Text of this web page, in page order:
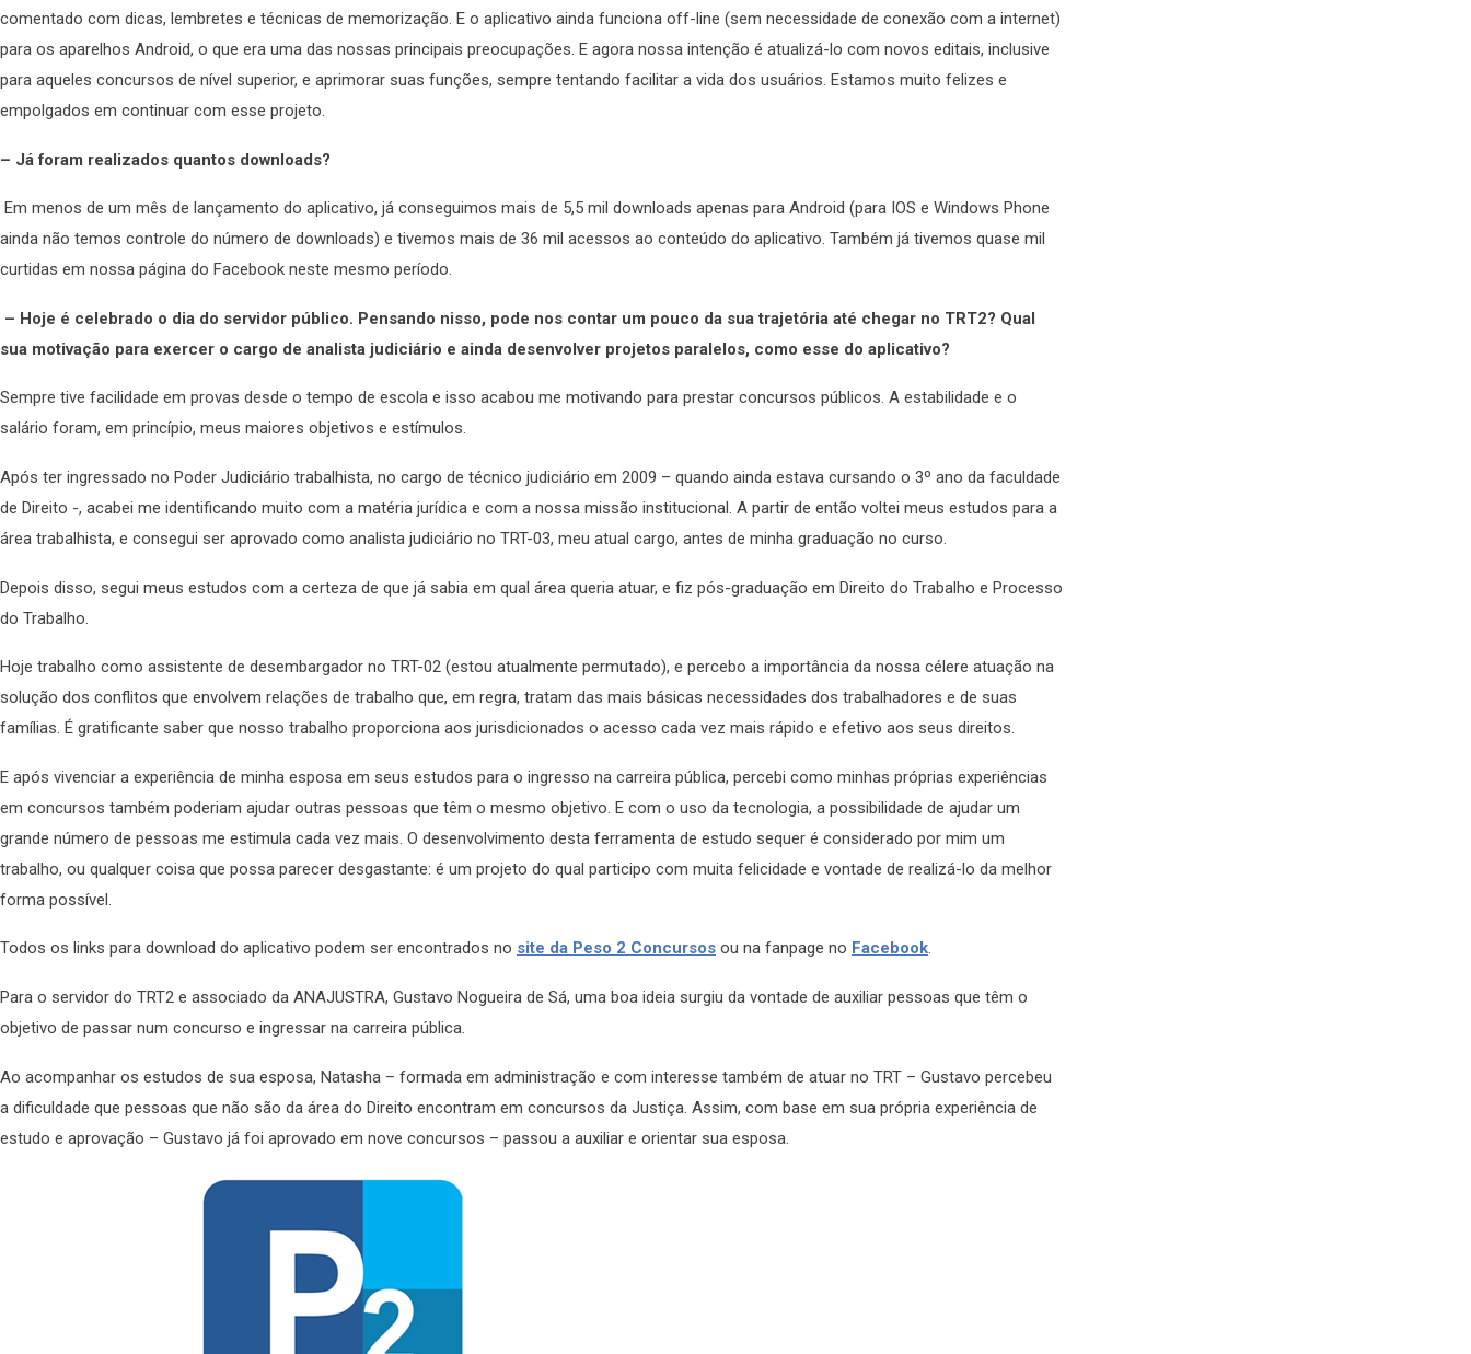
comentado com dicas, lembretes e técnicas de memorização. E o aplicativo ainda funciona off-line (sem necessidade de conexão com a internet)
para os aparelhos Android, o que era uma das nossas principais preocupações. E agora nossa intenção é atualizá-lo com novos editais, inclusive
para aqueles concursos de nível superior, e aprimorar suas funções, sempre tentando facilitar a vida dos usuários. Estamos muito felizes e
empolgados em continuar com esse projeto.
– Já foram realizados quantos downloads?
Em menos de um mês de lançamento do aplicativo, já conseguimos mais de 5,5 mil downloads apenas para Android (para IOS e Windows Phone
ainda não temos controle do número de downloads) e tivemos mais de 36 mil acessos ao conteúdo do aplicativo. Também já tivemos quase mil
curtidas em nossa página do Facebook neste mesmo período.
– Hoje é celebrado o dia do servidor público. Pensando nisso, pode nos contar um pouco da sua trajetória até chegar no TRT2? Qual
sua motivação para exercer o cargo de analista judiciário e ainda desenvolver projetos paralelos, como esse do aplicativo?
Sempre tive facilidade em provas desde o tempo de escola e isso acabou me motivando para prestar concursos públicos. A estabilidade e o
salário foram, em princípio, meus maiores objetivos e estímulos.
Após ter ingressado no Poder Judiciário trabalhista, no cargo de técnico judiciário em 2009 – quando ainda estava cursando o 3º ano da faculdade
de Direito -, acabei me identificando muito com a matéria jurídica e com a nossa missão institucional. A partir de então voltei meus estudos para a
área trabalhista, e consegui ser aprovado como analista judiciário no TRT-03, meu atual cargo, antes de minha graduação no curso.
Depois disso, segui meus estudos com a certeza de que já sabia em qual área queria atuar, e fiz pós-graduação em Direito do Trabalho e Processo
do Trabalho.
Hoje trabalho como assistente de desembargador no TRT-02 (estou atualmente permutado), e percebo a importância da nossa célere atuação na
solução dos conflitos que envolvem relações de trabalho que, em regra, tratam das mais básicas necessidades dos trabalhadores e de suas
famílias. É gratificante saber que nosso trabalho proporciona aos jurisdicionados o acesso cada vez mais rápido e efetivo aos seus direitos.
E após vivenciar a experiência de minha esposa em seus estudos para o ingresso na carreira pública, percebi como minhas próprias experiências
em concursos também poderiam ajudar outras pessoas que têm o mesmo objetivo. E com o uso da tecnologia, a possibilidade de ajudar um
grande número de pessoas me estimula cada vez mais. O desenvolvimento desta ferramenta de estudo sequer é considerado por mim um
trabalho, ou qualquer coisa que possa parecer desgastante: é um projeto do qual participo com muita felicidade e vontade de realizá-lo da melhor
forma possível.
Todos os links para download do aplicativo podem ser encontrados no site da Peso 2 Concursos ou na fanpage no Facebook.
Para o servidor do TRT2 e associado da ANAJUSTRA, Gustavo Nogueira de Sá, uma boa ideia surgiu da vontade de auxiliar pessoas que têm o
objetivo de passar num concurso e ingressar na carreira pública.
Ao acompanhar os estudos de sua esposa, Natasha – formada em administração e com interesse também de atuar no TRT – Gustavo percebeu
a dificuldade que pessoas que não são da área do Direito encontram em concursos da Justiça. Assim, com base em sua própria experiência de
estudo e aprovação – Gustavo já foi aprovado em nove concursos – passou a auxiliar e orientar sua esposa.